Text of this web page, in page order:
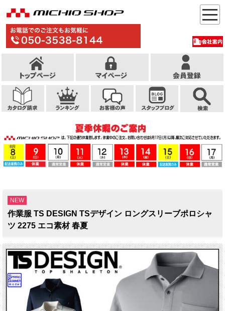
NEW
作業服 TS DESIGN TSデザイン ロングスリーブポロシャ
ツ 2275 エコ素材 春夏